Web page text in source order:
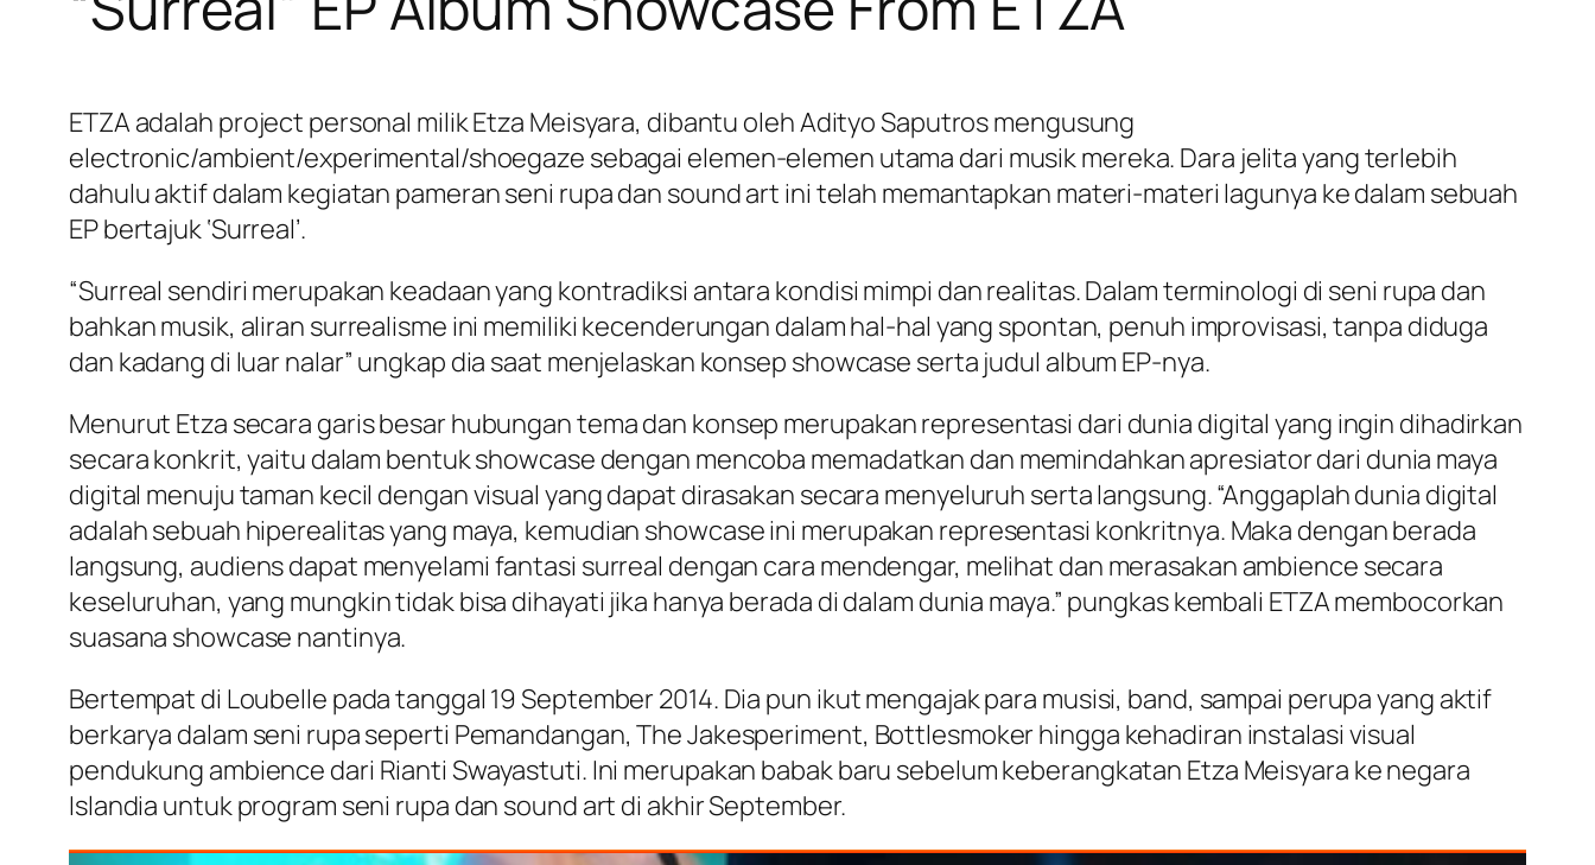
ETZA adalah project personal milik Etza Meisyara, dibantu oleh Adityo Saputros mengusung
electronic/ambient/experimental/shoegaze sebagai elemen-elemen utama dari musik mereka. Dara jelita yang terlebih
dahulu aktif dalam kegiatan pameran seni rupa dan sound art ini telah memantapkan materi-materi lagunya ke dalam sebuah
EP bertajuk ‘Surreal’.
“Surreal sendiri merupakan keadaan yang kontradiksi antara kondisi mimpi dan realitas. Dalam terminologi di seni rupa dan
bahkan musik, aliran surrealisme ini memiliki kecenderungan dalam hal-hal yang spontan, penuh improvisasi, tanpa diduga
dan kadang di luar nalar” ungkap dia saat menjelaskan konsep showcase serta judul album EP-nya.
Menurut Etza secara garis besar hubungan tema dan konsep merupakan representasi dari dunia digital yang ingin dihadirkan
secara konkrit, yaitu dalam bentuk showcase dengan mencoba memadatkan dan memindahkan apresiator dari dunia maya
digital menuju taman kecil dengan visual yang dapat dirasakan secara menyeluruh serta langsung. “Anggaplah dunia digital
adalah sebuah hiperealitas yang maya, kemudian showcase ini merupakan representasi konkritnya. Maka dengan berada
langsung, audiens dapat menyelami fantasi surreal dengan cara mendengar, melihat dan merasakan ambience secara
keseluruhan, yang mungkin tidak bisa dihayati jika hanya berada di dalam dunia maya.” pungkas kembali ETZA membocorkan
suasana showcase nantinya.
Bertempat di Loubelle pada tanggal 19 September 2014. Dia pun ikut mengajak para musisi, band, sampai perupa yang aktif
berkarya dalam seni rupa seperti Pemandangan, The Jakesperiment, Bottlesmoker hingga kehadiran instalasi visual
pendukung ambience dari Rianti Swayastuti. Ini merupakan babak baru sebelum keberangkatan Etza Meisyara ke negara
Islandia untuk program seni rupa dan sound art di akhir September.